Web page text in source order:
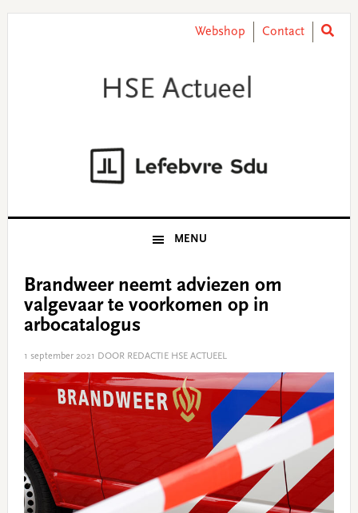
Webshop Contact
MENU
Brandweer neemt adviezen om
valgevaar te voorkomen op in
arbocatalogus
1 september 2021 DOOR REDACTIE HSE ACTUEEL